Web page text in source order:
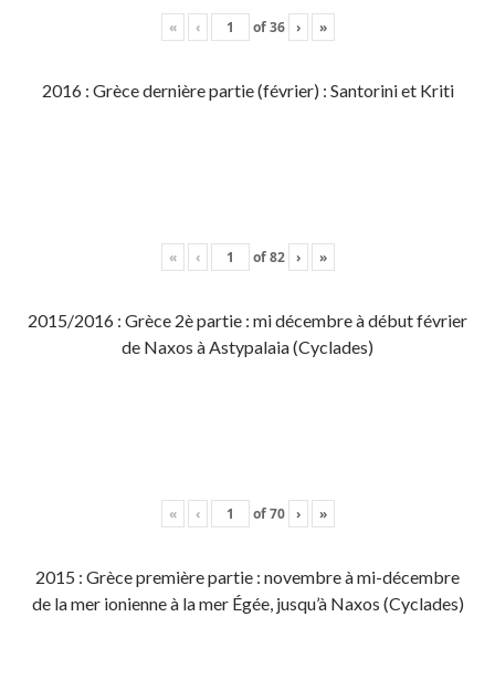
« ‹ of36 › »
2016 : Grèce dernière partie (février) : Santorini et Kriti
« ‹ of82 › »
2015/2016 : Grèce 2è partie : mi décembre à début février
de Naxos à Astypalaia (Cyclades)
« ‹ of70 › »
2015 : Grèce première partie : novembre à mi-décembre
de la mer ionienne à la mer Égée, jusqu’à Naxos (Cyclades)